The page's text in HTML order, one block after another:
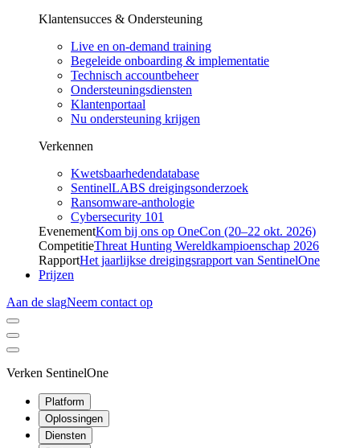
Klantensucces & Ondersteuning
Live en on-demand training
Begeleide onboarding & implementatie
Technisch accountbeheer
Ondersteuningsdiensten
Klantenportaal
Nu ondersteuning krijgen
Verkennen
Kwetsbaarhedendatabase
SentinelLABS dreigingsonderzoek
Ransomware-anthologie
Cybersecurity 101
EvenementKom bij ons op OneCon (20–22 okt. 2026)
CompetitieThreat Hunting Wereldkampioenschap 2026
RapportHet jaarlijkse dreigingsrapport van SentinelOne
Prijzen
Aan de slagNeem contact op
Verken SentinelOne
Platform
Oplossingen
Diensten